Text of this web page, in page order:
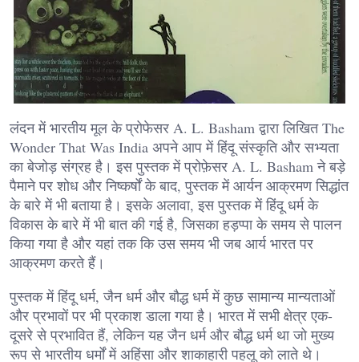
लंदन में भारतीय मूल के प्रोफेसर A. L. Basham द्वारा लिखित The
Wonder That Was India अपने आप में हिंदू संस्कृति और सभ्यता
का बेजोड़ संग्रह है। इस पुस्तक में प्रोफ़ेसर A. L. Basham ने बड़े
पैमाने पर शोध और निष्कर्षों के बाद, पुस्तक में आर्यन आक्रमण सिद्धांत
के बारे में भी बताया है। इसके अलावा, इस पुस्तक में हिंदू धर्म के
विकास के बारे में भी बात की गई है, जिसका हड़प्पा के समय से पालन
किया गया है और यहां तक ​​कि उस समय भी जब आर्य भारत पर
आक्रमण करते हैं।
पुस्तक में हिंदू धर्म, जैन धर्म और बौद्ध धर्म में कुछ सामान्य मान्यताओं
और प्रभावों पर भी प्रकाश डाला गया है। भारत में सभी क्षेत्र एक-
दूसरे से प्रभावित हैं, लेकिन यह जैन धर्म और बौद्ध धर्म था जो मुख्य
रूप से भारतीय धर्मों में अहिंसा और शाकाहारी पहलू को लाते थे।